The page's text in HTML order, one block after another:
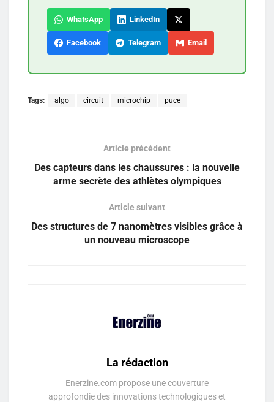
WhatsApp LinkedIn
Facebook Telegram Email
Tags: algo circuit microchip puce
Article précédent
Des capteurs dans les chaussures : la nouvelle
arme secrète des athlètes olympiques
Article suivant
Des structures de 7 nanomètres visibles grâce à
un nouveau microscope
La rédaction
Enerzine.com propose une couverture
approfondie des innovations technologiques et